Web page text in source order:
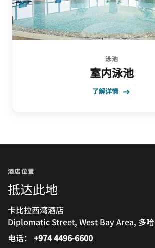
泳池
室内泳池
了解详情
酒店位置
抵达此地
卡比拉西湾酒店
Diplomatic Street, West Bay Area, 多哈
电话： +974 4496-6600